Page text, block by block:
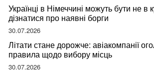
Українці в Німеччині можуть бути не в
дізнатися про наявні борги
30.07.2026
Літати стане дорожче: авіакомпанії
правила щодо вибору місць
30.07.2026